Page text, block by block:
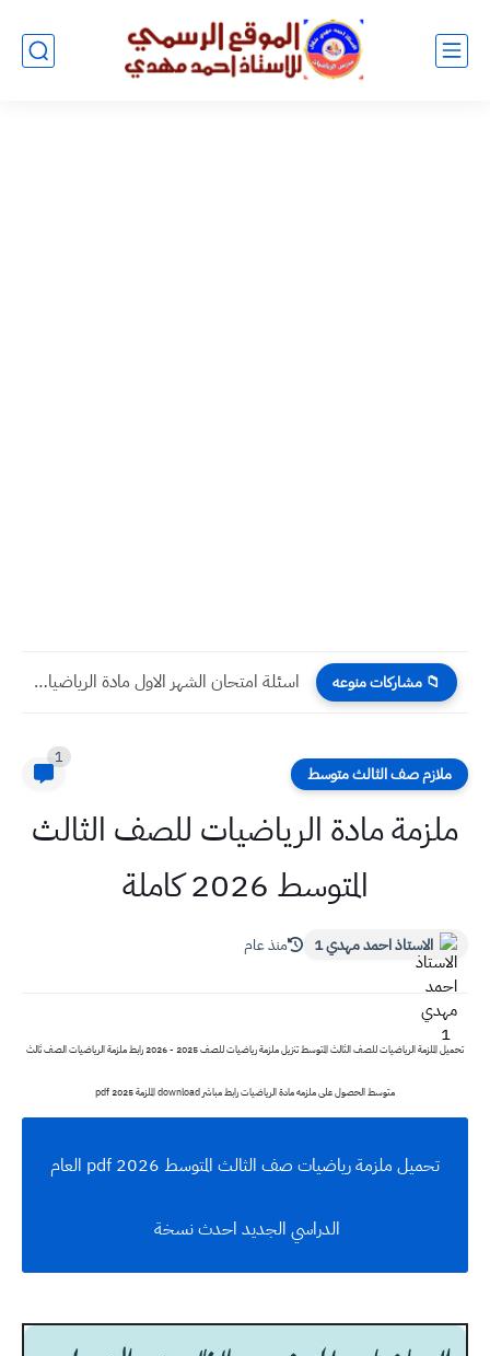
📁 مشاركات منوعه اسئلة امتحان الشهر الاول مادة الرياضيات صف الاول المتوسط
ملازم صف الثالث متوسط
1
ملزمة مادة الرياضيات للصف الثالث
المتوسط 2026 كاملة
الاستاذ احمد مهدي 1 منذ عام
تحميل الملزمة الرياضيات للصف الثالث المتوسط تنزيل ملزمة رياضيات للصف 2025 - 2026 رابط ملزمة الرياضيات الصف ثالث
متوسط الحصول على ملزمه مادة الرياضيات رابط مباشر download الملزمة 2025 pdf
تحميل ملزمة رياضيات صف الثالث المتوسط 2026 pdf العام
الدراسي الجديد احدث نسخة